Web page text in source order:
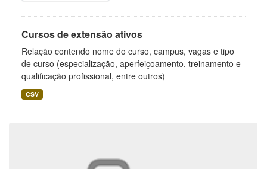
Cursos de extensão ativos
Relação contendo nome do curso, campus, vagas e tipo
de curso (especialização, aperfeiçoamento, treinamento e
qualificação profissional, entre outros)
CSV